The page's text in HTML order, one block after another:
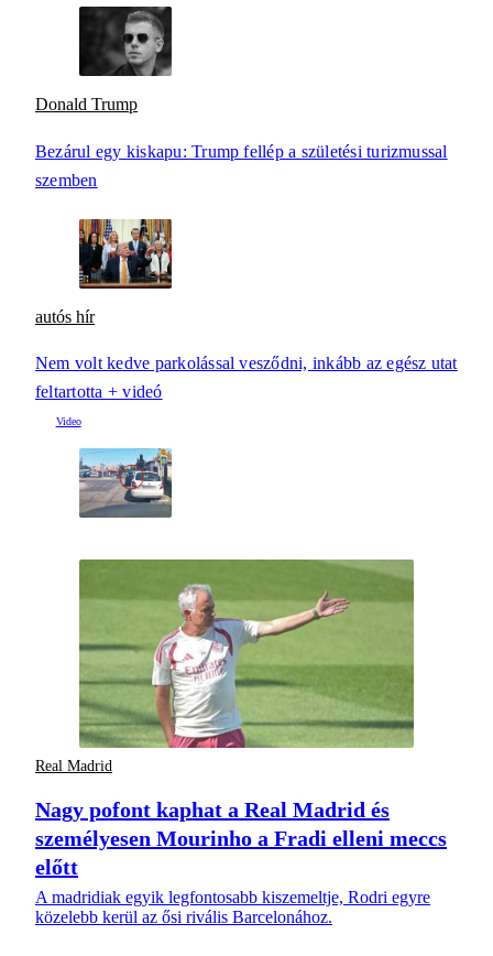
Donald Trump
Bezárul egy kiskapu: Trump fellép a születési turizmussal
szemben
autós hír
Nem volt kedve parkolással vesződni, inkább az egész utat
feltartotta + videó
Real Madrid
Nagy pofont kaphat a Real Madrid és
személyesen Mourinho a Fradi elleni meccs
előtt
A madridiak egyik legfontosabb kiszemeltje, Rodri egyre
közelebb kerül az ősi rivális Barcelonához.